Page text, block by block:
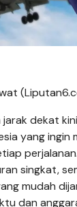
dekat
yang ingin
singkat,
mudah
dan